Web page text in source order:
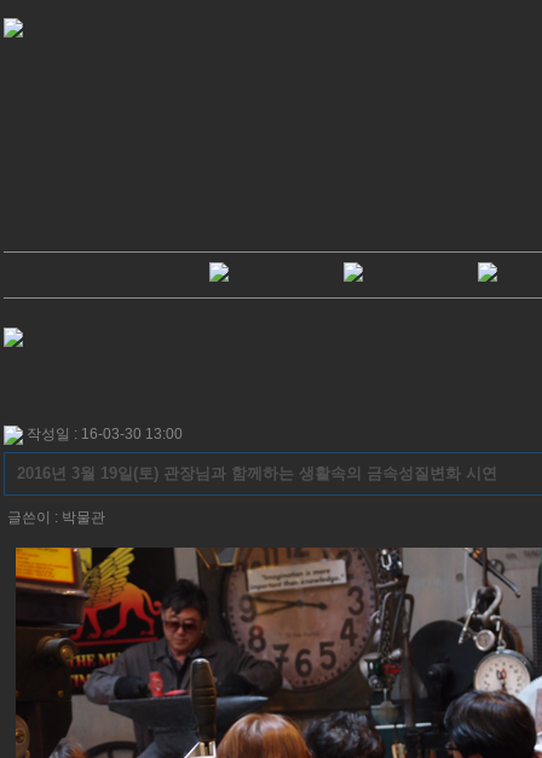
작성일 : 16-03-30 13:00
2016년 3월 19일(토) 관장님과 함께하는 생활속의 금속성질변화 시연
글쓴이 : 박물관